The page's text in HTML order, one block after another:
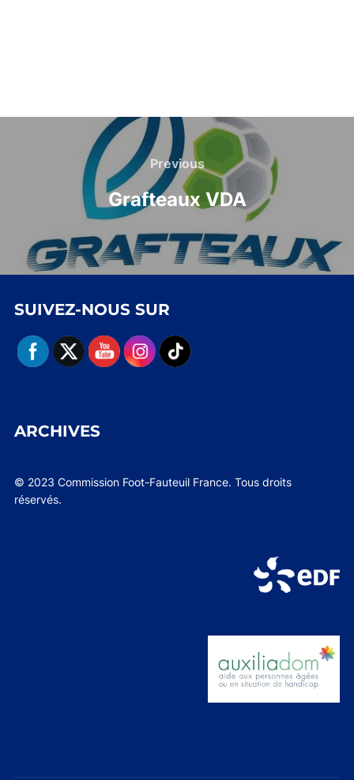
Navigation
l’article
Previous
Previous
Grafteaux VDA
SUIVEZ-NOUS SUR
ARCHIVES
© 2023 Commission Foot-Fauteuil France. Tous droits
réservés.